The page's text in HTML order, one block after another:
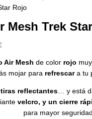
Rojo
Mesh Trek
Rango
precios:
desde
9,40 €
hasta
Air Mesh de color rojo
mojar para refrescara tu
tiras reflectantes… y está
velcro, y un cierre
para mayor